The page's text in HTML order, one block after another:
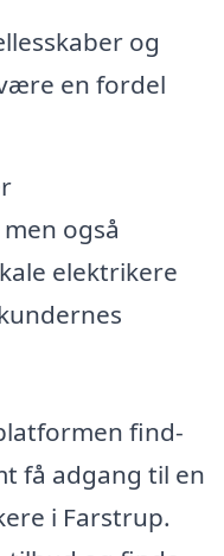
og
en fordel
også
elektrikere
find-
få adgang til en
i Farstrup.